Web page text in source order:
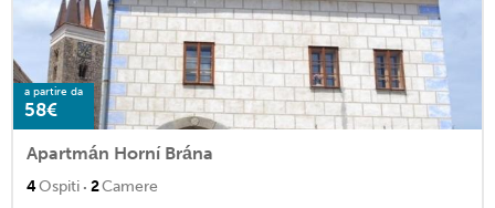
a partire da
58€
Apartmán Horní Brána
4Ospiti · 2Camere